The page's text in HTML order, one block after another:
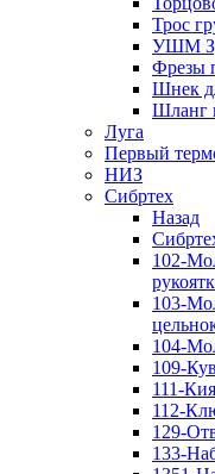
Трос
УШМ
Фрезы
Шнек
Шланг
Луга
Первый
НИЗ
Сибртех
Назад
102-
103-
104-
109-
111-
112-
129-
133-